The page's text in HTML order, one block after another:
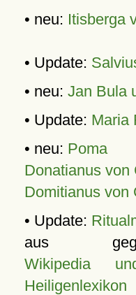
• neu: Itisberga
• Update:
• neu: Jan Bula
• Update: Maria
• neu: Poma
Donatianus von
Domitianus von
• Update:
aus
Wikipedia
Heiligenlexikon